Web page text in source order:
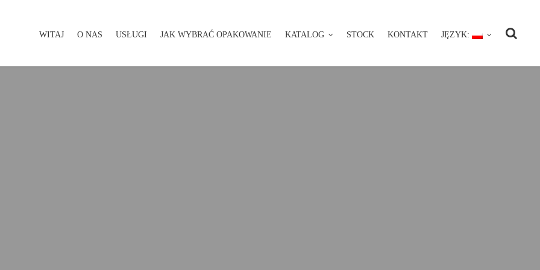
WITAJ O NAS USŁUGI JAK WYBRAĆ OPAKOWANIE KATALOG STOCK KONTAKT JĘZYK:
WITAJ O NAS USŁUGI JAK WYBRAĆ OPAKOWANIE KATALOG STOCK KONTAKT JĘZYK: